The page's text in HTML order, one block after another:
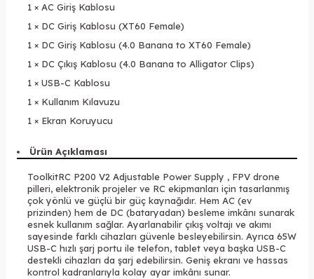
1 × AC Giriş Kablosu
1 × DC Giriş Kablosu (XT60 Female)
1 × DC Giriş Kablosu (4.0 Banana to XT60 Female)
1 × DC Çıkış Kablosu (4.0 Banana to Alligator Clips)
1 × USB-C Kablosu
1 × Kullanım Kılavuzu
1 × Ekran Koruyucu
Ürün Açıklaması
ToolkitRC P200 V2 Adjustable Power Supply , FPV drone
pilleri, elektronik projeler ve RC ekipmanları için tasarlanmış
çok yönlü ve güçlü bir güç kaynağıdır. Hem AC (ev
prizinden) hem de DC (bataryadan) besleme imkânı sunarak
esnek kullanım sağlar. Ayarlanabilir çıkış voltajı ve akımı
sayesinde farklı cihazları güvenle besleyebilirsin. Ayrıca 65W
USB-C hızlı şarj portu ile telefon, tablet veya başka USB-C
destekli cihazları da şarj edebilirsin. Geniş ekranı ve hassas
kontrol kadranlarıyla kolay ayar imkânı sunar.